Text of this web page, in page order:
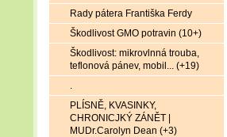
Rady pátera Františka Ferdy
Škodlivost GMO potravin (10+)
Škodlivost: mikrovlnná trouba,
teflonová pánev, mobil... (+19)
.
PLÍSNĚ, KVASINKY,
CHRONICJKÝ ZÁNĚT |
MUDr.Carolyn Dean (+3)